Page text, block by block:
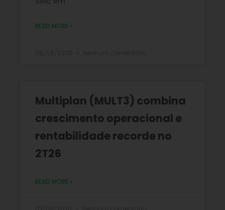
READ MORE »
Multiplan (MULT3) combina
crescimento operacional e
rentabilidade recorde no
2T26
READ MORE »